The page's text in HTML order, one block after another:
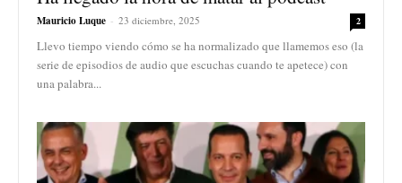
Mauricio Luque - 23 diciembre, 2025 2
Llevo tiempo viendo cómo se ha normalizado que llamemos eso (la
serie de episodios de audio que escuchas cuando te apetece) con
una palabra...